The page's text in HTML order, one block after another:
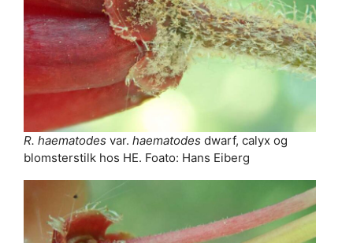
R. haematodes var. haematodes dwarf, calyx og
blomsterstilk hos HE. Foato: Hans Eiberg